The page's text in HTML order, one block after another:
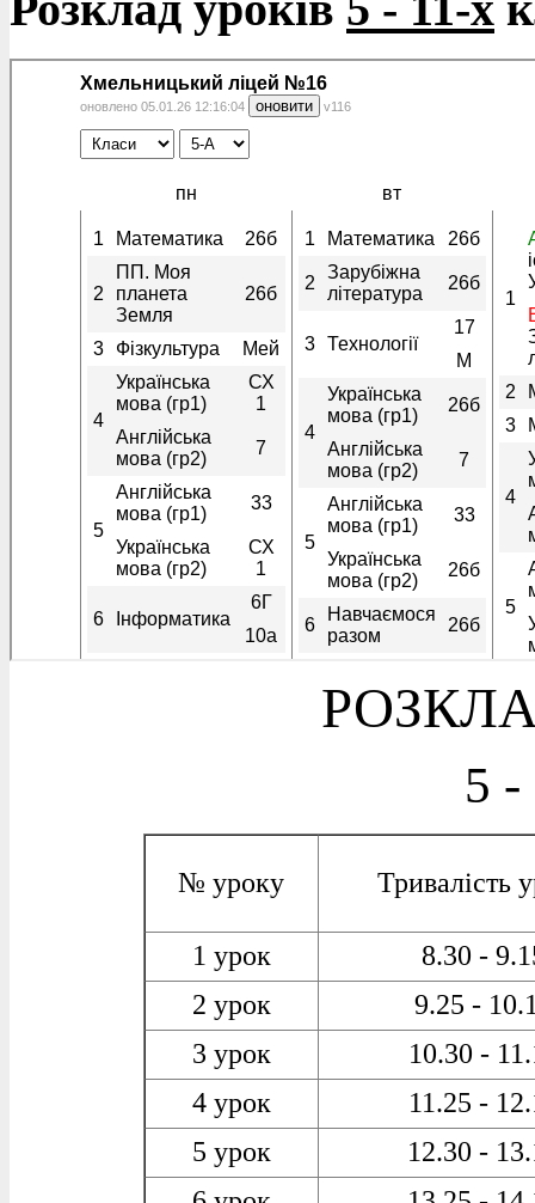
5 -
№ уроку Тривалість
1 урок
8.30 -
2 урок
9.25 -
3 урок
10.30 -
4 урок
11.25 -
5 урок
12.30 -